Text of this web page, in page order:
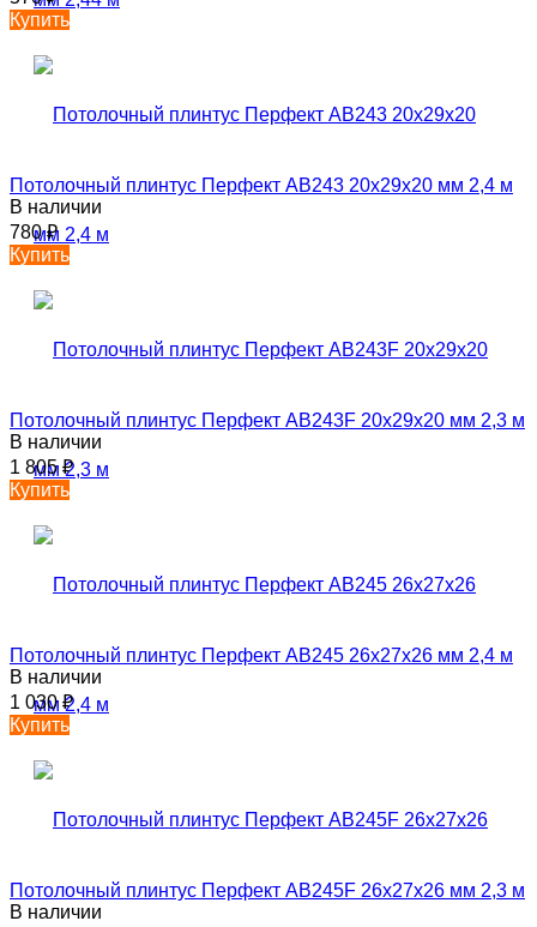
Купить
Потолочный плинтус Перфект AB243 20х29х20 мм 2,4 м
В наличии
780₽
Купить
Потолочный плинтус Перфект AB243F 20х29х20 мм 2,3 м
В наличии
1 805₽
Купить
Потолочный плинтус Перфект AB245 26х27х26 мм 2,4 м
В наличии
1 030₽
Купить
Потолочный плинтус Перфект AB245F 26х27х26 мм 2,3 м
В наличии